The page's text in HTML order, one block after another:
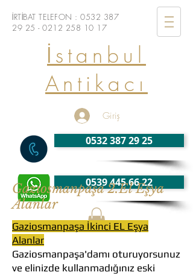
İRTİBAT TELEFON :0532 387
29 25 - 0212 258 10 17
İstanbul
Antikacı
Giriş
0532 387 29 25
0539 445 66 22
Gaziosmanpaşa 2.El Eşya
Alanlar
Gaziosmanpaşa İkinci EL Eşya
Alanlar
Gaziosmanpaşa'damı oturuyorsunuz
ve elinizde kullanmadığınız eski